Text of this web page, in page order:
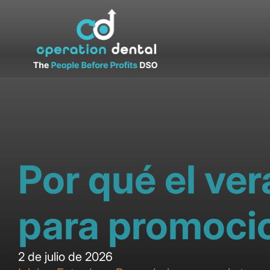
Por qué el
para
2 de julio de 2026